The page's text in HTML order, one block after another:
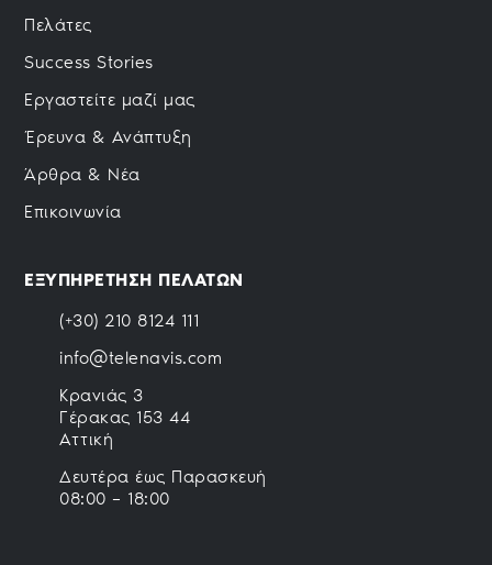
Πελάτες
Success Stories
Εργαστείτε μαζί μας
Έρευνα & Ανάπτυξη
Άρθρα & Νέα
Επικοινωνία
ΕΞΥΠΗΡΕΤΗΣΗ ΠΕΛΑΤΩΝ
(+30) 210 8124 111
info@telenavis.com
Κρανιάς 3
Γέρακας 153 44
Αττική
Δευτέρα έως Παρασκευή
08:00 – 18:00